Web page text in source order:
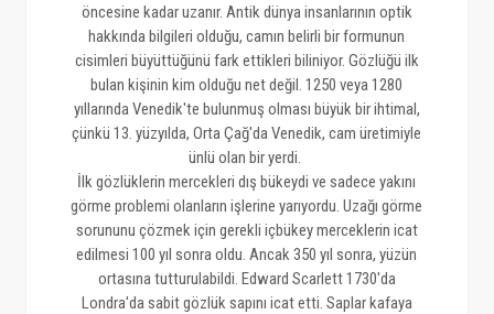
öncesine kadar uzanır. Antik dünya insanlarının optik
hakkında bilgileri olduğu, camın belirli bir formunun
cisimleri büyüttüğünü fark ettikleri biliniyor. Gözlüğü ilk
bulan kişinin kim olduğu net değil. 1250 veya 1280
yıllarında Venedik'te bulunmuş olması büyük bir ihtimal,
çünkü 13. yüzyılda, Orta Çağ'da Venedik, cam üretimiyle
ünlü olan bir yerdi.
İlk gözlüklerin mercekleri dış bükeydi ve sadece yakını
görme problemi olanların işlerine yarıyordu. Uzağı görme
sorununu çözmek için gerekli içbükey merceklerin icat
edilmesi 100 yıl sonra oldu. Ancak 350 yıl sonra, yüzün
ortasına tutturulabildi. Edward Scarlett 1730'da
Londra'da sabit gözlük sapını icat etti. Saplar kafaya